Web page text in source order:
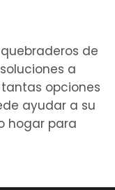
de
a
opciones
ayudar a su
hogar para